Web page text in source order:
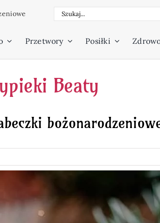
Szukaj
Przetwory Posiłki
Beaty